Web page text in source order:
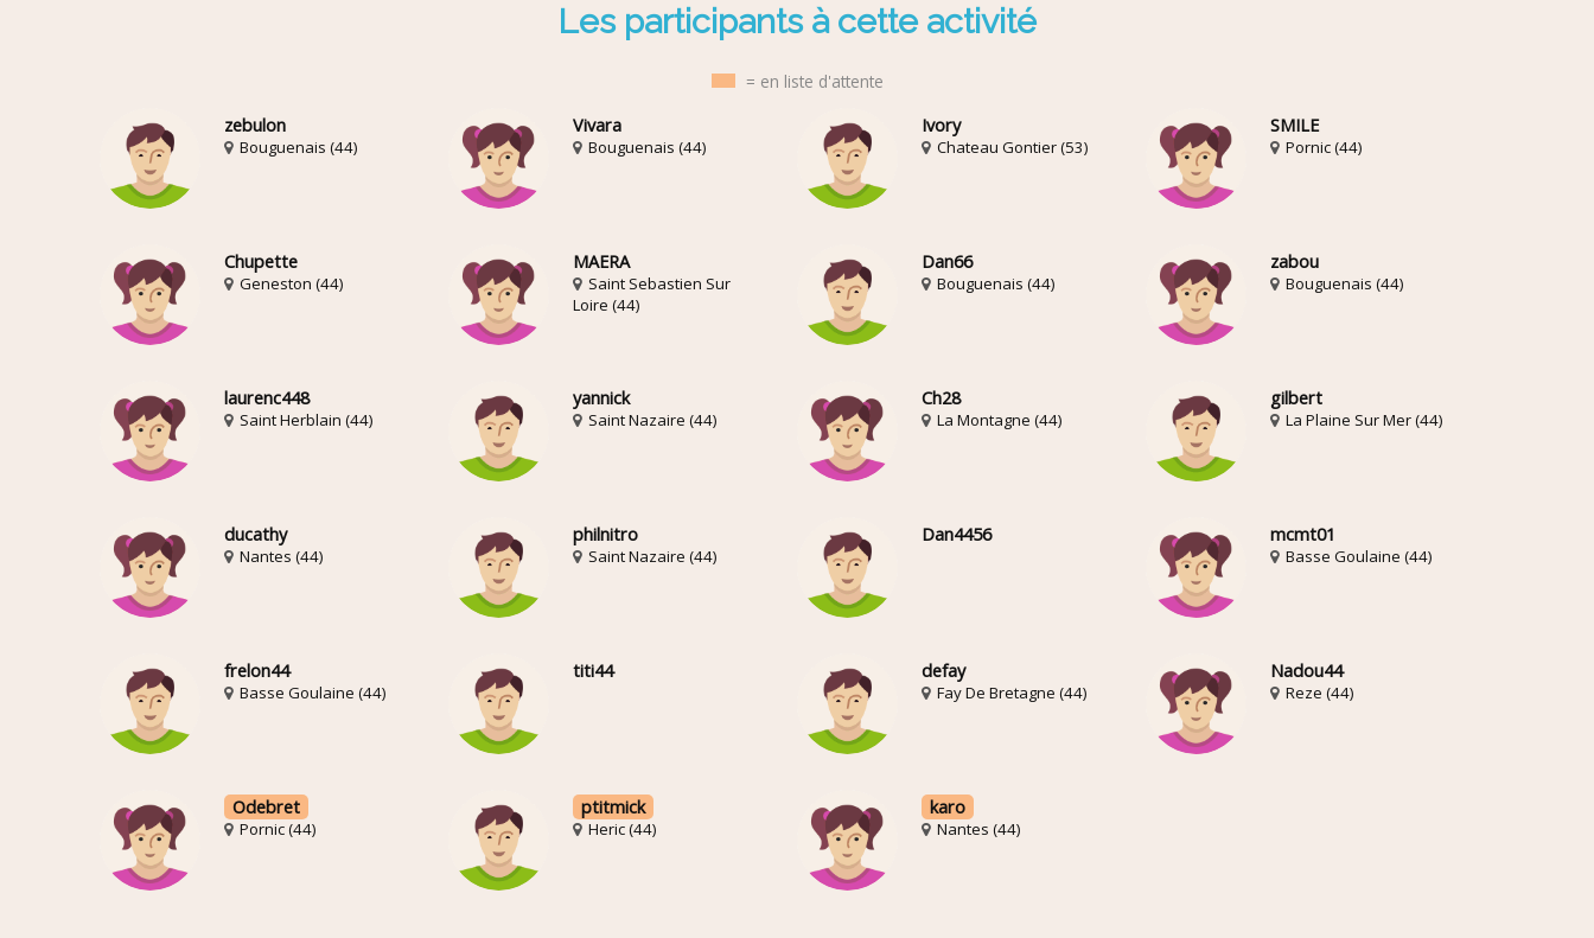
Les participants à cette activité
= en liste d'attente
zebulon
Bouguenais (44)
Vivara
Bouguenais (44)
Ivory
Chateau Gontier (53)
SMILE
Pornic (44)
Chupette
Geneston (44)
MAERA
Saint Sebastien Sur
Loire (44)
Dan66
Bouguenais (44)
zabou
Bouguenais (44)
laurenc448
Saint Herblain (44)
yannick
Saint Nazaire (44)
Ch28
La Montagne (44)
gilbert
La Plaine Sur Mer (44)
ducathy
Nantes (44)
philnitro
Saint Nazaire (44)
Dan4456 mcmt01
Basse Goulaine (44)
frelon44
Basse Goulaine (44)
titi44 defay
Fay De Bretagne (44)
Nadou44
Reze (44)
Odebret
Pornic (44)
ptitmick
Heric (44)
karo
Nantes (44)